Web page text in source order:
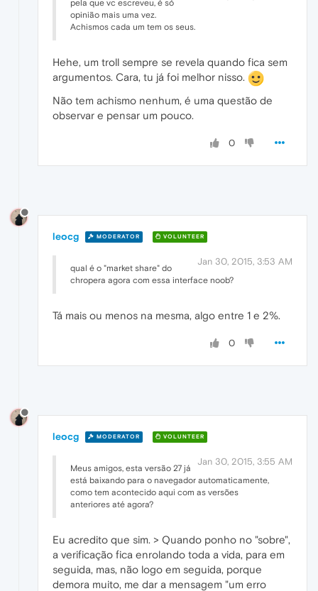
pela que vc escreveu, é só
opinião mais uma vez.
Achismos cada um tem os seus.
Hehe, um troll sempre se revela quando fica sem
argumentos. Cara, tu já foi melhor nisso.
Não tem achismo nenhum, é uma questão de
observar e pensar um pouco.
0
leocg MODERATOR VOLUNTEER
Jan 30, 2015, 3:53 AM
qual é o "market share" do
chropera agora com essa interface noob?
Tá mais ou menos na mesma, algo entre 1 e 2%.
0
leocg MODERATOR VOLUNTEER
Jan 30, 2015, 3:55 AM
Meus amigos, esta versão 27 já
está baixando para o navegador automaticamente,
como tem acontecido aqui com as versões
anteriores até agora?
Eu acredito que sim. > Quando ponho no "sobre",
a verificação fica enrolando toda a vida, para em
seguida, mas, não logo em seguida, porque
demora muito, me dar a mensagem "um erro